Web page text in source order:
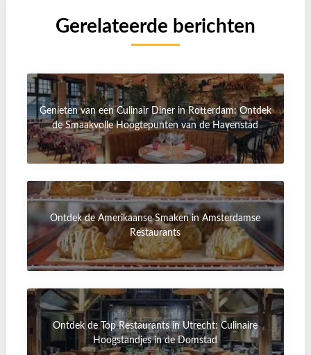
Gerelateerde berichten
Genieten van een Culinair Diner in Rotterdam: Ontdek
de Smaakvolle Hoogtepunten van de Havenstad
Ontdek de Amerikaanse Smaken in Amsterdamse
Restaurants
Ontdek de Top Restaurants in Utrecht: Culinaire
Hoogstandjes in de Domstad